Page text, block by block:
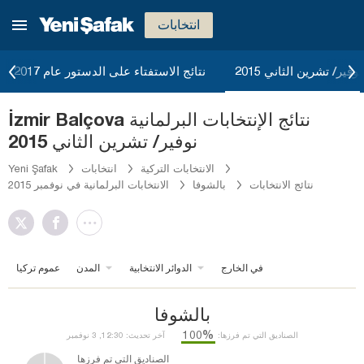
انتخابات
نتائج الاستفتاء على الدستور عام 2017 تشرين الثاني 2015
İzmir Balçova نتائج الإنتخابات البرلمانية
نوفير/ تشرين الثاني 2015
Yeni Şafak انتخابات
الانتخابات التركية
الانتخابات البرلمانية في نوفمبر 2015
بالشوفا نتائج الانتخابات
عموم تركيا المدن الدوائر الانتخابية في الخارج
بالشوفا
آخر تحديث: 12:30, 3 نوفمبر الصناديق التي تم فرزها: %100
الصناديق التي تم فرزها